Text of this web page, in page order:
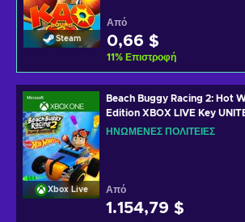
Steam
Από
0,66 $
11% Επιστροφή
Xbox Live
Beach Buggy Racing 2: Hot
Edition XBOX LIVE Key
ΗΝΩΜΈΝΕΣ ΠΟΛΙΤΕΊΕΣ
Από
1.154,79 $